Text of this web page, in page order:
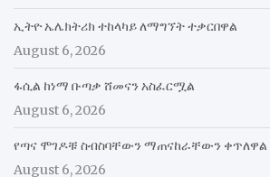
ኢትዮ ኤሌክትሪክ ተከላካይ ለማግኘት ተቃርበዋል
August 6, 2026
ፋሲል ከነማ ቡጣቃ ሸመናን አስፈርሟል
August 6, 2026
የጣና ሞገዶቹ ስብስባቸውን ማጠናከራቸውን ቀጥለዋል
August 6, 2026